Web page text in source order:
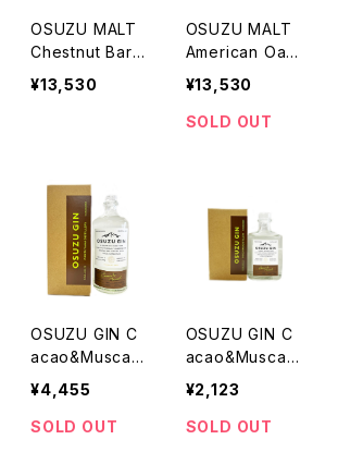
OSUZU MALT
Chestnut Barr
el 46度 700ml
¥13,530
OSUZU MALT
American Oak
Barrel 46度 7
00ml
¥13,530
SOLD OUT
OSUZU GIN C
acao&Muscat
45度 700m
¥4,455
SOLD OUT
OSUZU GIN C
acao&Muscat
45度 200m
¥2,123
SOLD OUT